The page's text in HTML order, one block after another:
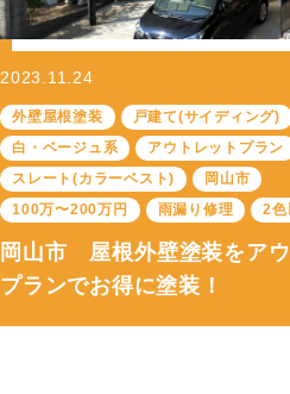
2023.11.24
外壁屋根塗装
戸建て(サイディング)
白・ベージュ系
アウトレットプラン
スレート(カラーベスト)
岡山市
100万〜200万円
雨漏り修理 2色
岡山市 屋根外壁塗装をア
プランでお得に塗装！